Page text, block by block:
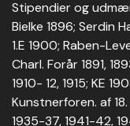
Stipendier og
Bielke 1896; Serdin
1.E 1900; Raben-
Charl. Forår 1891,
1910- 12, 1915; KE
Kunstnerforen. af
1935-37, 1941-42,